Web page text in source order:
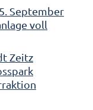
September
voll
Zeitz